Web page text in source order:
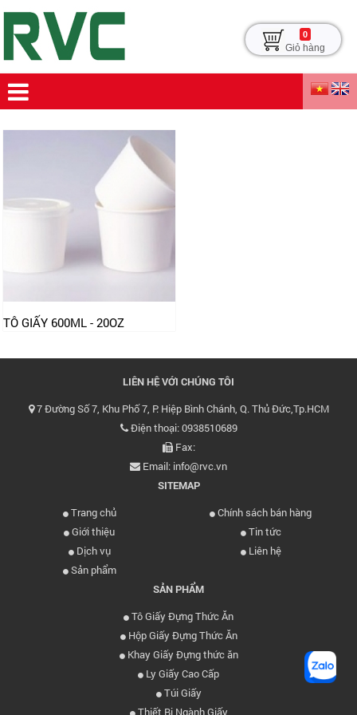
0
Giỏ hàng
TÔ GIẤY 600ML - 20OZ
LIÊN HỆ VỚI CHÚNG TÔI
7 Đường Số 7, Khu Phố 7, P. Hiệp Bình Chánh, Q. Thủ Đức,Tp.HCM
Điện thoại: 0938510689
Fax:
Email: info@rvc.vn
SITEMAP
Trang chủ
Chính sách bán hàng
Giới thiệu
Tin tức
Dịch vụ
Liên hệ
Sản phẩm
SẢN PHẨM
Tô Giấy Đựng Thức Ăn
Hộp Giấy Đựng Thức Ăn
Khay Giấy Đựng thức ăn
Ly Giấy Cao Cấp
Túi Giấy
Thiết Bị Ngành Giấy